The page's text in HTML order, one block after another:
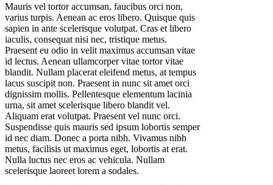
Mauris vel tortor accumsan, faucibus orci non,
varius turpis. Aenean ac eros libero. Quisque quis
sapien in ante scelerisque volutpat. Cras et libero
iaculis, consequat nisi nec, tristique metus.
Praesent eu odio in velit maximus accumsan vitae
id lectus. Aenean ullamcorper vitae tortor vitae
blandit. Nullam placerat eleifend metus, at tempus
lacus suscipit non. Praesent in nunc sit amet orci
dignissim mollis. Pellentesque elementum lacinia
urna, sit amet scelerisque libero blandit vel.
Aliquam erat volutpat. Praesent vel nunc orci.
Suspendisse quis mauris sed ipsum lobortis semper
id nec diam. Donec a porta nibh. Vivamus nibh
metus, facilisis ut maximus eget, lobortis at erat.
Nulla luctus nec eros ac vehicula. Nullam
scelerisque laoreet lorem a sodales.